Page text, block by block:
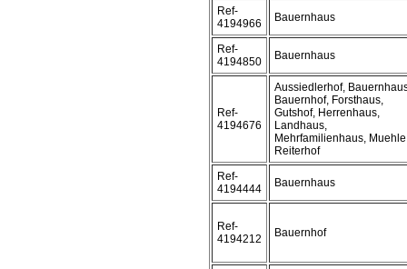
Ref-
4194966
Bauernhaus
Ref-
4194850
Bauernhaus
Ref-
4194676
Aussiedlerhof,
Bauernhof, Forsthaus,
Gutshof, Herrenhaus,
Landhaus,
Mehrfamilienhaus,
Reiterhof
Ref-
4194444
Bauernhaus
Ref-
4194212
Bauernhof